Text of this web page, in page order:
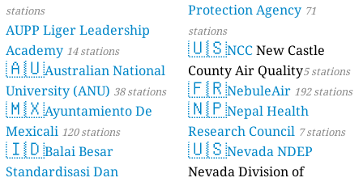
stations
AUPP Liger Leadership
Academy 14 stations
🇦🇺Australian National
University (ANU) 38 stations
🇲🇽Ayuntamiento De
Mexicali 120 stations
🇮🇩Balai Besar
Standardisasi Dan
Protection Agency 71
stations
🇺🇸NCCNew Castle
County Air Quality5 stations
🇫🇷NebuleAir 192 stations
🇳🇵Nepal Health
Research Council 7 stations
🇺🇸Nevada NDEP
Nevada Division of